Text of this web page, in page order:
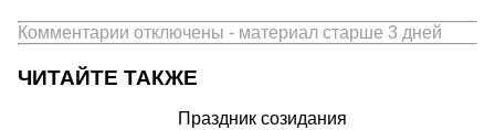
Комментарии отключены - материал старше 3 дней
ЧИТАЙТЕ ТАКЖЕ
Праздник созидания